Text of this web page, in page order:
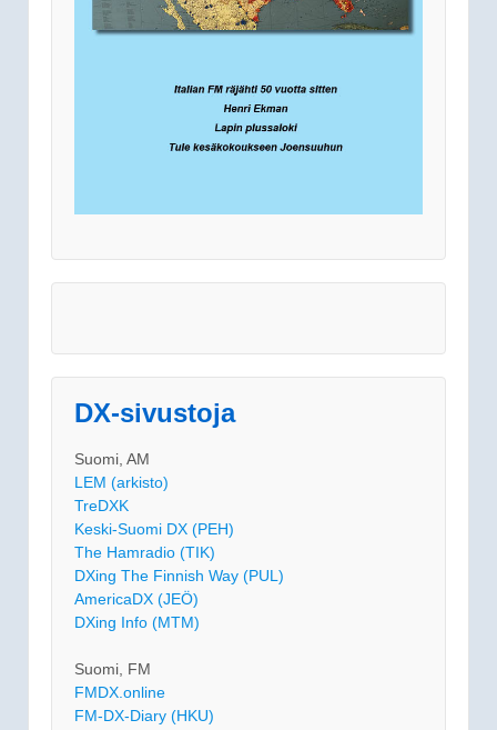
DX-sivustoja
Suomi, AM
LEM (arkisto)
TreDXK
Keski-Suomi DX (PEH)
The Hamradio (TIK)
DXing The Finnish Way (PUL)
AmericaDX (JEÖ)
DXing Info (MTM)
Suomi, FM
FMDX.online
FM-DX-Diary (HKU)